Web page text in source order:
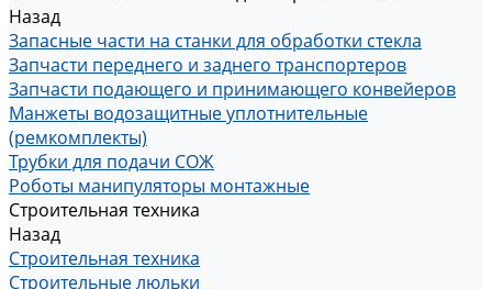
Назад
Запасные части на станки для обработки стекла
Запчасти переднего и заднего транспортеров
Запчасти подающего и принимающего конвейеров
Манжеты водозащитные уплотнительные
(ремкомплекты)
Трубки для подачи СОЖ
Роботы манипуляторы монтажные
Строительная техника
Назад
Строительная техника
Строительные люльки